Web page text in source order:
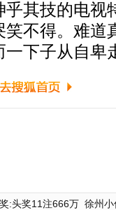
其技的电视
不得。难道
下子从自卑
:头奖11注666万 徐州